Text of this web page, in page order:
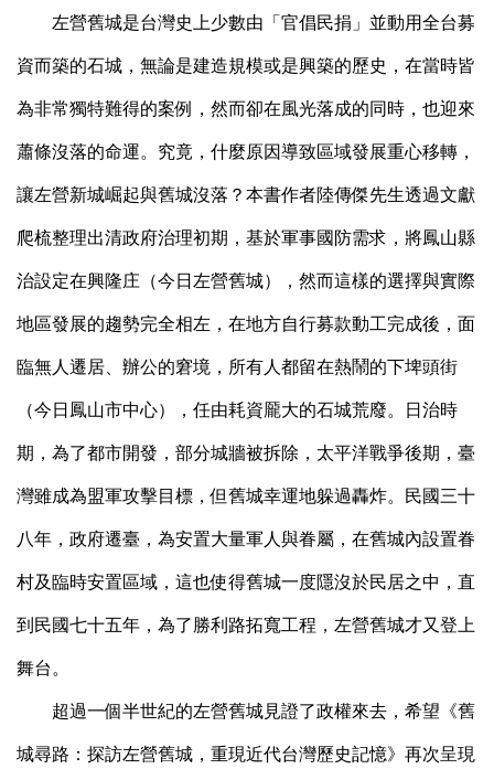
左營舊城是台灣史上少數由「官倡民捐」並動用全台募
資而築的石城，無論是建造規模或是興築的歷史，在當時皆
為非常獨特難得的案例，然而卻在風光落成的同時，也迎來
蕭條沒落的命運。究竟，什麼原因導致區域發展重心移轉，
讓左營新城崛起與舊城沒落？本書作者陸傳傑先生透過文獻
爬梳整理出清政府治理初期，基於軍事國防需求，將鳳山縣
治設定在興隆庄（今日左營舊城），然而這樣的選擇與實際
地區發展的趨勢完全相左，在地方自行募款動工完成後，面
臨無人遷居、辦公的窘境，所有人都留在熱鬧的下埤頭街
（今日鳳山市中心），任由耗資龎大的石城荒廢。日治時
期，為了都市開發，部分城牆被拆除，太平洋戰爭後期，臺
灣雖成為盟軍攻擊目標，但舊城幸運地躲過轟炸。民國三十
八年，政府遷臺，為安置大量軍人與眷屬，在舊城內設置眷
村及臨時安置區域，這也使得舊城一度隱沒於民居之中，直
到民國七十五年，為了勝利路拓寬工程，左營舊城才又登上
舞台。
超過一個半世紀的左營舊城見證了政權來去，希望《舊
城尋路：探訪左營舊城，重現近代台灣歷史記憶》再次呈現